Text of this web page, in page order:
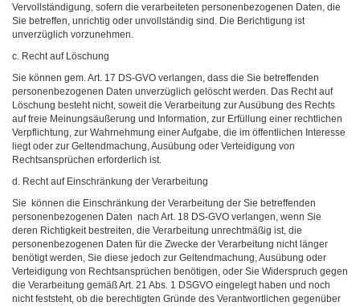
Vervollständigung, sofern die verarbeiteten personenbezogenen Daten, die
Sie betreffen, unrichtig oder unvollständig sind. Die Berichtigung ist
unverzüglich vorzunehmen.
c. Recht auf Löschung
Sie können gem. Art. 17 DS-GVO verlangen, dass die Sie betreffenden
personenbezogenen Daten unverzüglich gelöscht werden. Das Recht auf
Löschung besteht nicht, soweit die Verarbeitung zur Ausübung des Rechts
auf freie Meinungsäußerung und Information, zur Erfüllung einer rechtlichen
Verpflichtung, zur Wahrnehmung einer Aufgabe, die im öffentlichen Interesse
liegt oder zur Geltendmachung, Ausübung oder Verteidigung von
Rechtsansprüchen erforderlich ist.
d. Recht auf Einschränkung der Verarbeitung
Sie können die Einschränkung der Verarbeitung der Sie betreffenden
personenbezogenen Daten nach Art. 18 DS-GVO verlangen, wenn Sie
deren Richtigkeit bestreiten, die Verarbeitung unrechtmäßig ist, die
personenbezogenen Daten für die Zwecke der Verarbeitung nicht länger
benötigt werden, Sie diese jedoch zur Geltendmachung, Ausübung oder
Verteidigung von Rechtsansprüchen benötigen, oder Sie Widerspruch gegen
die Verarbeitung gemäß Art. 21 Abs. 1 DSGVO eingelegt haben und noch
nicht feststeht, ob die berechtigten Gründe des Verantwortlichen gegenüber